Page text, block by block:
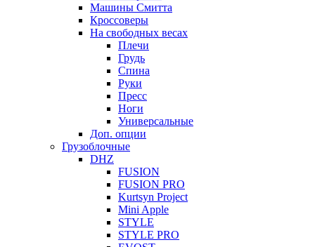
Машины Смитта
Кроссоверы
На свободных весах
Плечи
Грудь
Спина
Руки
Пресс
Ноги
Универсальные
Доп. опции
Грузоблочные
DHZ
FUSION
FUSION PRO
Kurtsyn Project
Mini Apple
STYLE
STYLE PRO